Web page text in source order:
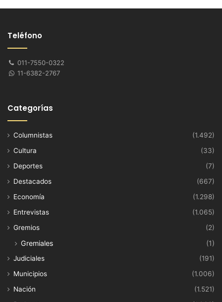
Teléfono
011-7550-0322
11-6382-2767
Categorías
Columnistas
(1.492)
Cultura
(33)
Deportes
(7)
Destacados
(667)
Economía
(1.298)
Entrevistas
(1.065)
Gremios
(2)
Gremiales (1)
Judiciales
(191)
Municipios
(1.006)
Nación
(1.521)